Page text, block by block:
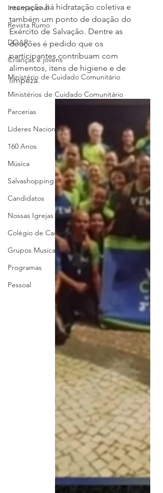
Internacional
Revista Rumo
DOAR
Crianças e jovens
Ministério de Cuidado Comunitário
Ministérios de Cuidado Comunitário
Parcerias
Líderes Nacionais
160 Anos
Música
Salvashopping
Candidatos
Nossas Igrejas
Colégio de Cadetes
Grupos Musicais
Programas
Pessoal
recepção há hidratação coletiva e
também um ponto de doação do
Exército de Salvação. Dentre as
doações é pedido que os
participantes contribuam com
alimentos, itens de higiene e de
limpeza.